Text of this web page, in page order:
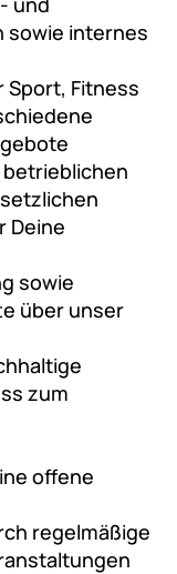
sowie internes
Fitness
Deine
sowie
über unser
zum
offene
regelmäßige